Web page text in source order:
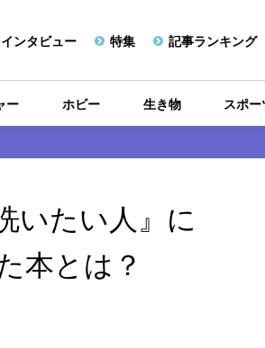
インタビュー 特集 記事ランキング
ー ホビー 生き物 スポー
いたい人』に
本とは？